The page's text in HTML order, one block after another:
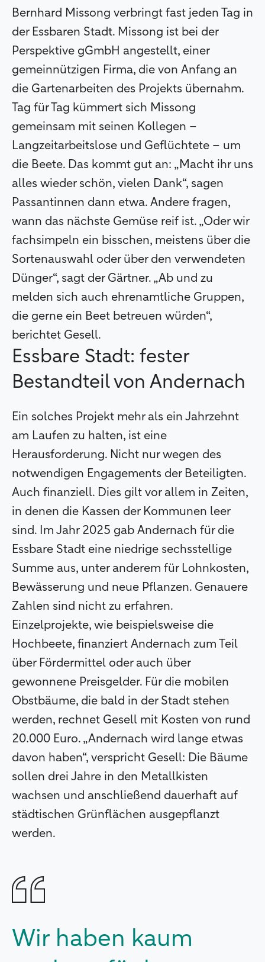
Bernhard Missong verbringt fast jeden Tag in
der Essbaren Stadt. Missong ist bei der
Perspektive gGmbH angestellt, einer
gemeinnützigen Firma, die von Anfang an
die Gartenarbeiten des Projekts übernahm.
Tag für Tag kümmert sich Missong
gemeinsam mit seinen Kollegen –
Langzeitarbeitslose und Geflüchtete – um
die Beete. Das kommt gut an: „Macht ihr uns
alles wieder schön, vielen Dank“, sagen
Passantinnen dann etwa. Andere fragen,
wann das nächste Gemüse reif ist. „Oder wir
fachsimpeln ein bisschen, meistens über die
Sortenauswahl oder über den verwendeten
Dünger“, sagt der Gärtner. „Ab und zu
melden sich auch ehrenamtliche Gruppen,
die gerne ein Beet betreuen würden“,
berichtet Gesell.
Essbare Stadt: fester
Bestandteil von Andernach
Ein solches Projekt mehr als ein Jahrzehnt
am Laufen zu halten, ist eine
Herausforderung. Nicht nur wegen des
notwendigen Engagements der Beteiligten.
Auch finanziell. Dies gilt vor allem in Zeiten,
in denen die Kassen der Kommunen leer
sind. Im Jahr 2025 gab Andernach für die
Essbare Stadt eine niedrige sechsstellige
Summe aus, unter anderem für Lohnkosten,
Bewässerung und neue Pflanzen. Genauere
Zahlen sind nicht zu erfahren.
Einzelprojekte, wie beispielsweise die
Hochbeete, finanziert Andernach zum Teil
über Fördermittel oder auch über
gewonnene Preisgelder. Für die mobilen
Obstbäume, die bald in der Stadt stehen
werden, rechnet Gesell mit Kosten von rund
20.000 Euro. „Andernach wird lange etwas
davon haben“, verspricht Gesell: Die Bäume
sollen drei Jahre in den Metallkisten
wachsen und anschließend dauerhaft auf
städtischen Grünflächen ausgepflanzt
werden.
Wir haben kaum